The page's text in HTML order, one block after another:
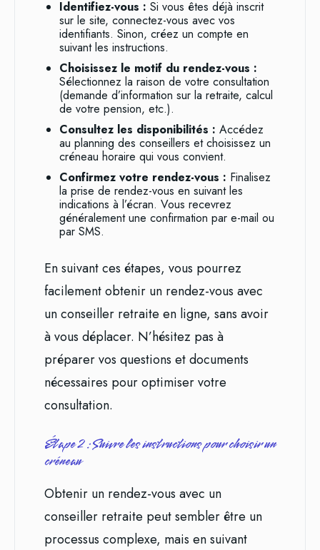
Identifiez-vous : Si vous êtes déjà inscrit
sur le site, connectez-vous avec vos
identifiants. Sinon, créez un compte en
suivant les instructions.
Choisissez le motif du rendez-vous :
Sélectionnez la raison de votre consultation
(demande d’information sur la retraite, calcul
de votre pension, etc.).
Consultez les disponibilités : Accédez
au planning des conseillers et choisissez un
créneau horaire qui vous convient.
Confirmez votre rendez-vous : Finalisez
la prise de rendez-vous en suivant les
indications à l’écran. Vous recevrez
généralement une confirmation par e-mail ou
par SMS.
En suivant ces étapes, vous pourrez
facilement obtenir un rendez-vous avec
un conseiller retraite en ligne, sans avoir
à vous déplacer. N’hésitez pas à
préparer vos questions et documents
nécessaires pour optimiser votre
consultation.
Étape 2 : Suivre les instructions pour choisir un
créneau
Obtenir un rendez-vous avec un
conseiller retraite peut sembler être un
processus complexe, mais en suivant